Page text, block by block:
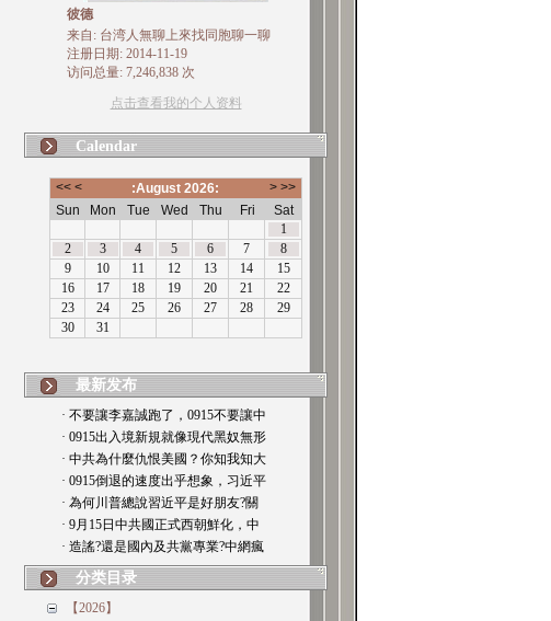
彼德
来自: 台湾人無聊上來找同胞聊一聊
注册日期: 2014-11-19
访问总量: 7,246,838 次
点击查看我的个人资料
Calendar
最新发布
· 不要讓李嘉誠跑了，0915不要讓中
· 0915出入境新規就像現代黑奴無形
· 中共為什麼仇恨美國？你知我知大
· 0915倒退的速度出乎想象，习近平
· 為何川普總說習近平是好朋友?關
· 9月15日中共國正式西朝鮮化，中
· 造謠?還是國內及共黨專業?中網瘋
分类目录
【2026】